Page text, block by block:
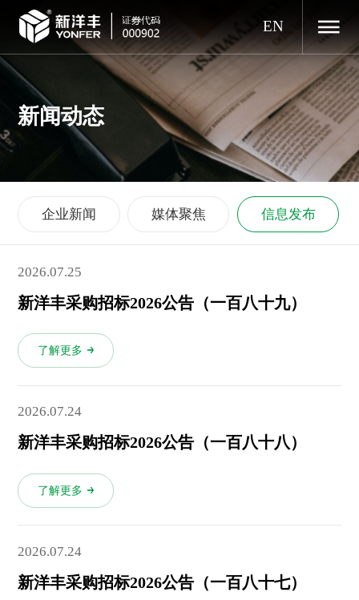
EN
新闻动态
企业新闻 媒体聚焦 信息发布
2026.07.25
新洋丰采购招标2026公告（一百八十九）
了解更多
2026.07.24
新洋丰采购招标2026公告（一百八十八）
了解更多
2026.07.24
新洋丰采购招标2026公告（一百八十七）